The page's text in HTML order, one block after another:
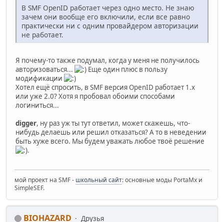
В SMF OpenID работает через одно место. Не знаю
зачем они вообще его включили, если все равно
практически ни с одним провайдером авторизации
не работает.
Я почему-то также подумал, когда у меня не получилось
авторизоваться...
Еще один плюс в пользу
модификации
Хотел ещё спросить, в SMF версия OpenID работает 1.х
или уже 2.0? Хотя я пробовал обоими способами
логиниться...
digger, ну раз уж ты тут ответил, может скажешь, что-
нибудь делаешь или решил отказаться? А то в неведении
быть хуже всего. Мы будем уважать любое твоё решение
.
мой проект на SMF - школьный сайт: основные моды PortaMx и
SimpleSEF.
BIOHAZARD Друзья